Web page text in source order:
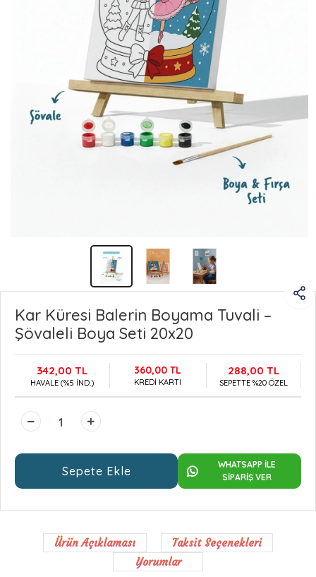
Kar Küresi Balerin Boyama Tuvali –
Şövaleli Boya Seti 20x20
342,00 TL
HAVALE (%5 İND.)
360,00 TL
KREDİ KARTI
288,00 TL
SEPETTE %20 ÖZEL
Sepete Ekle
WHATSAPP İLE
SİPARİŞ VER
Ürün Açıklaması
Taksit Seçenekleri
Yorumlar